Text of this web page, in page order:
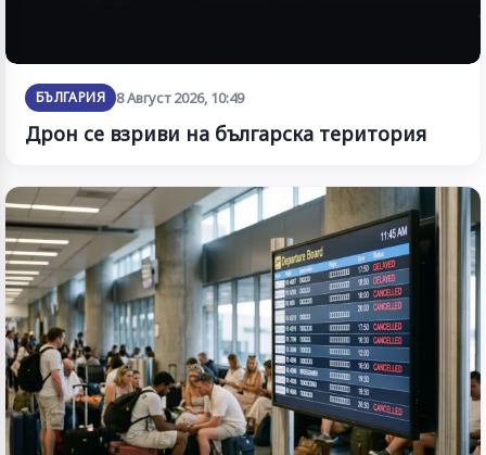
БЪЛГАРИЯ 8 Август 2026, 10:49
Дрон се взриви на българска територия